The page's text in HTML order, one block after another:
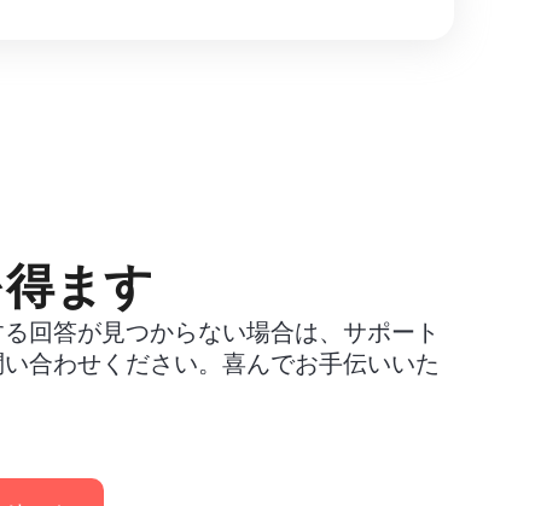
ます
回答が見つからない場合は、サポート
合わせください。喜んでお手伝いいた